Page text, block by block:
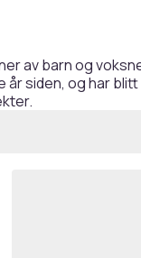
av barn og
siden, og har